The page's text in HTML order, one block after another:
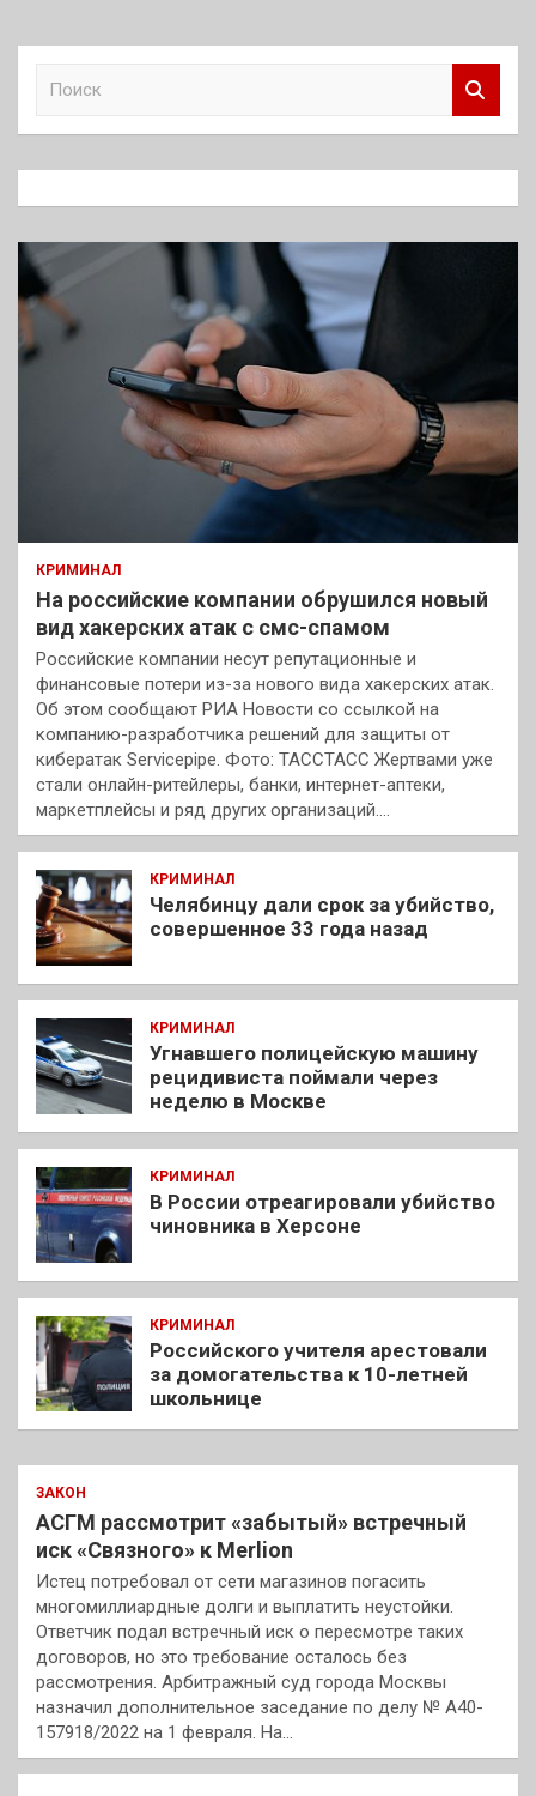
к
КРИМИНАЛ
На российские компании обрушился новый
вид хакерских атак с смс-спамом
Российские компании несут репутационные и
финансовые потери из-за нового вида хакерских атак.
Об этом сообщают РИА Новости со ссылкой на
компанию-разработчика решений для защиты от
кибератак Servicepipe. Фото: ТАССТАСС Жертвами уже
стали онлайн-ритейлеры, банки, интернет-аптеки,
маркетплейсы и ряд других организаций.…
КРИМИНАЛ
Челябинцу дали срок за убийство,
совершенное 33 года назад
КРИМИНАЛ
Угнавшего полицейскую машину
рецидивиста поймали через
неделю в Москве
КРИМИНАЛ
В России отреагировали убийство
чиновника в Херсоне
КРИМИНАЛ
Российского учителя арестовали
за домогательства к 10-летней
школьнице
ЗАКОН
АСГМ рассмотрит «забытый» встречный
иск «Связного» к Merlion
Истец потребовал от сети магазинов погасить
многомиллиардные долги и выплатить неустойки.
Ответчик подал встречный иск о пересмотре таких
договоров, но это требование осталось без
рассмотрения. Арбитражный суд города Москвы
назначил дополнительное заседание по делу № А40-
157918/2022 на 1 февраля. На…